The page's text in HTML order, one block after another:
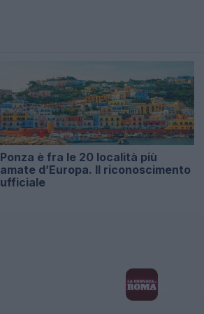
Ponza è fra le 20 località più
amate d’Europa. Il riconoscimento
ufficiale